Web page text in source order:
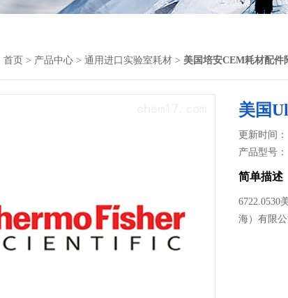
首页 > 产品中心 > 通用进口实验室耗材 > 美国培安CEM耗材配件
美国
更新时间
产品型号
简单描述
6722.0530
海）有限